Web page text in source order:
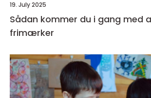
19. July 2025
Sådan kommer du i gang med
frimærker